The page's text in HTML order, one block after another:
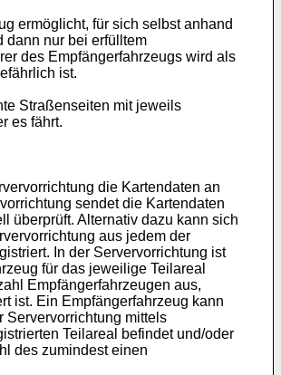
ermöglicht, für sich selbst anhand
dann nur bei erfülltem
des Empfängerfahrzeugs wird als
ist.
Straßenseiten mit jeweils
es fährt.
die Kartendaten an
sendet die Kartendaten
überprüft. Alternativ dazu kann sich
aus jedem der
In der Servervorrichtung ist
für das jeweilige Teilareal
Empfängerfahrzeugen aus,
ist. Ein Empfängerfahrzeug kann
Servervorrichtung mittels
Teilareal befindet und/oder
des zumindest einen